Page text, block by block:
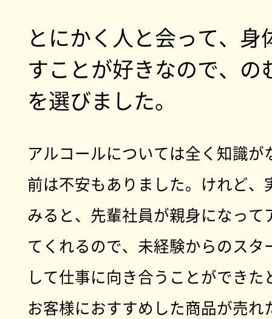
とにかく人と会って、 身
すことが好きなので、 の
を選びました。
アルコールについては全く知識が
前は不安もありました。けれど、
みると、先輩社員が親身になって
てくれるので、未経験からのスタ
して仕事に向き合うことができた
お客様におすすめした商品が売れ